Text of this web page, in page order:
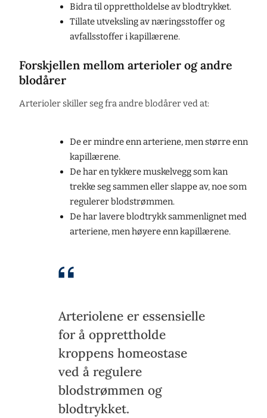
Bidra til opprettholdelse av blodtrykket.
Tillate utveksling av næringsstoffer og
avfallsstoffer i kapillærene.
Forskjellen mellom arterioler og andre
blodårer
Arterioler skiller seg fra andre blodårer ved at:
De er mindre enn arteriene, men større enn
kapillærene.
De har en tykkere muskelvegg som kan
trekke seg sammen eller slappe av, noe som
regulerer blodstrømmen.
De har lavere blodtrykk sammenlignet med
arteriene, men høyere enn kapillærene.
Arteriolene er essensielle
for å opprettholde
kroppens homeostase
ved å regulere
blodstrømmen og
blodtrykket.